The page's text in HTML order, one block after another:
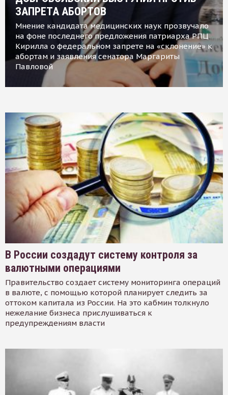
ЗАПРЕТА АБОРТОВ
Мнение кандидата медицинских наук прозвучало
на фоне последнего предложения патриарха РПЦ
Кирилла о федеральном запрете на «склонение» к
абортам и заявления сенатора Маргариты
Павловой
В России создадут систему контроля за
валютными операциями
Правительство создает систему мониторинга операций
в валюте, с помощью которой планирует следить за
оттоком капитала из России. На это кабмин толкнуло
нежелание бизнеса прислушиваться к
предупреждениям власти